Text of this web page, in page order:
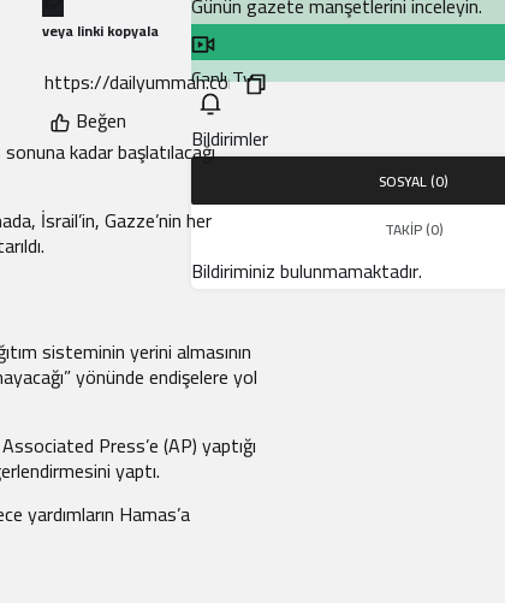
Canlı Tv
Borsa
Hisse senetlerinde son durum!
Yol Durumu
Bildirimler
SOSYAL (0)
TAKIP (0)
Bildiriminiz bulunmamaktadır.
veya linki kopyala
Beğen
kadar başlatılacağı
İsrail’in, Gazze’nin her
sisteminin yerini almasının
yönünde endişelere yol
Press’e (AP) yaptığı
yaptı.
yardımların Hamas’a